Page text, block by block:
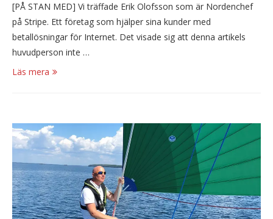
[PÅ STAN MED] Vi träffade Erik Olofsson som är Nordenchef
på Stripe. Ett företag som hjälper sina kunder med
betallösningar för Internet. Det visade sig att denna artikels
huvudperson inte …
Läs mera